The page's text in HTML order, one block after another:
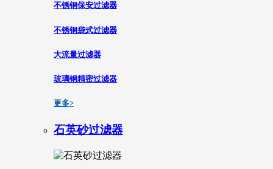
不锈钢保安过滤器
不锈钢袋式过滤器
大流量过滤器
玻璃钢精密过滤器
更多>
石英砂过滤器